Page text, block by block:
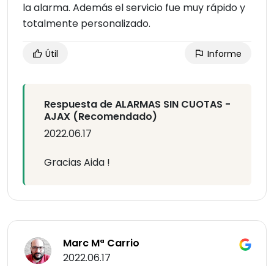
la alarma. Además el servicio fue muy rápido y
totalmente personalizado.
Útil Informe
Respuesta de ALARMAS SIN CUOTAS -
AJAX (Recomendado)
2022.06.17
Gracias Aida !
Marc Mª Carrio
2022.06.17